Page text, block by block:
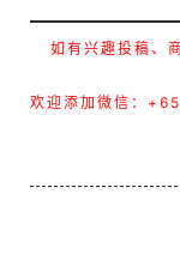
如有兴趣投稿、
欢迎添加微信：